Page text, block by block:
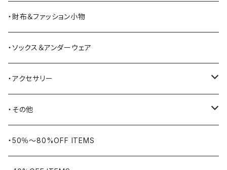
Barbour
BAYSIDE
BELSTAFF
BIG BILL
WORKERS BIGDAY
ハーフパンツ・ショートパンツ
ヒップバッグ・ファニーパック
ブリーフケース
ツールバッグ
その他シューズ
シュー用品
・財布＆ファッション小物
・ソックス＆アンダーウェア
・アクセサリー
バングル・ブレスレット
リング
・その他
ヴィンテージ
・50％〜80%OFF ITEMS